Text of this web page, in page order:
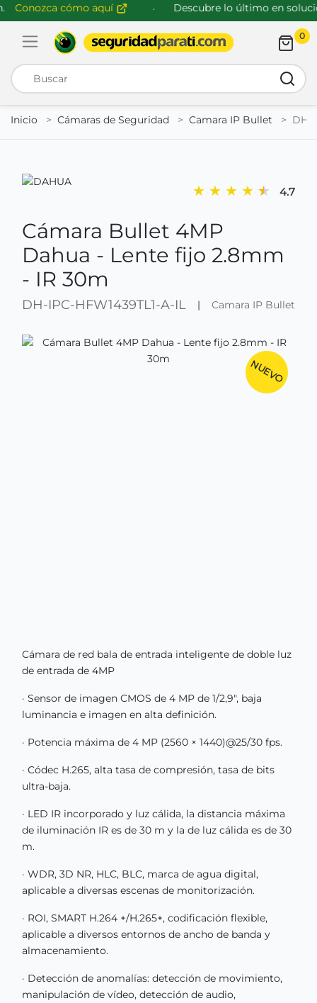
Conozca cómo aquí Descubre lo último en
Abrir menú de navegación
0
Inicio
Cámaras de Seguridad Camara IP Bullet DH-
★ ★ ★ ★ ★ 4.7
Cámara Bullet 4MP
Dahua - Lente fijo 2.8mm
- IR 30m
DH-IPC-HFW1439TL1-A-IL | Camara IP Bullet
NUEVO
Cámara de red bala de entrada inteligente de doble luz
de entrada de 4MP
· Sensor de imagen CMOS de 4 MP de 1/2,9", baja
luminancia e imagen en alta definición.
· Potencia máxima de 4 MP (2560 × 1440)@25/30 fps.
· Códec H.265, alta tasa de compresión, tasa de bits
ultra-baja.
· LED IR incorporado y luz cálida, la distancia máxima
de iluminación IR es de 30 m y la de luz cálida es de 30
m.
· WDR, 3D NR, HLC, BLC, marca de agua digital,
aplicable a diversas escenas de monitorización.
· ROI, SMART H.264 +/H.265+, codificación flexible,
aplicable a diversos entornos de ancho de banda y
almacenamiento.
· Detección de anomalías: detección de movimiento,
manipulación de vídeo, detección de audio,